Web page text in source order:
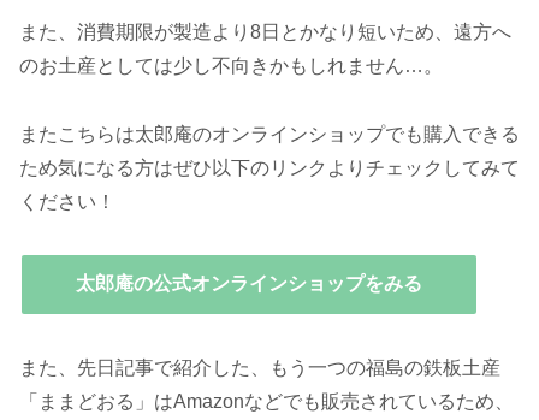
また、消費期限が製造より8日とかなり短いため、遠方へ
のお土産としては少し不向きかもしれません…。
またこちらは太郎庵のオンラインショップでも購入できる
ため気になる方はぜひ以下のリンクよりチェックしてみて
ください！
太郎庵の公式オンラインショップをみる
また、先日記事で紹介した、もう一つの福島の鉄板土産
「ままどおる」はAmazonなどでも販売されているため、